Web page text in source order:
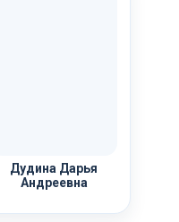
Дудина Дарья
Андреевна